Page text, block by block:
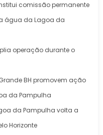
comissão permanente
água da Lagoa da
operação durante o
BH promovem ação
da Pampulha
da Pampulha volta a
Horizonte